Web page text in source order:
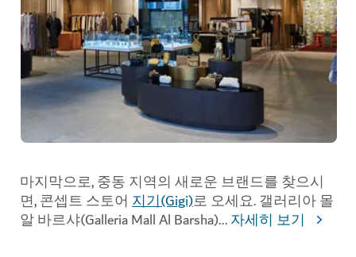
마지막으로, 중동 지역의 새로운 브랜드를 찾으시
면, 콘셉트 스토어 지기(Gigi)로 오세요. 갤러리아 몰
알 바르샤(Galleria Mall Al Barsha)...자세히 보기